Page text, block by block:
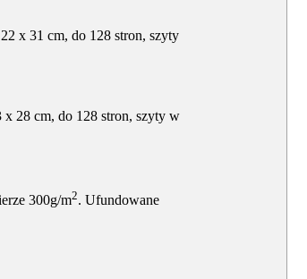
x 31 cm, do 128 stron, szyty
x 28 cm, do 128 stron, szyty w
300g/m2. Ufundowane